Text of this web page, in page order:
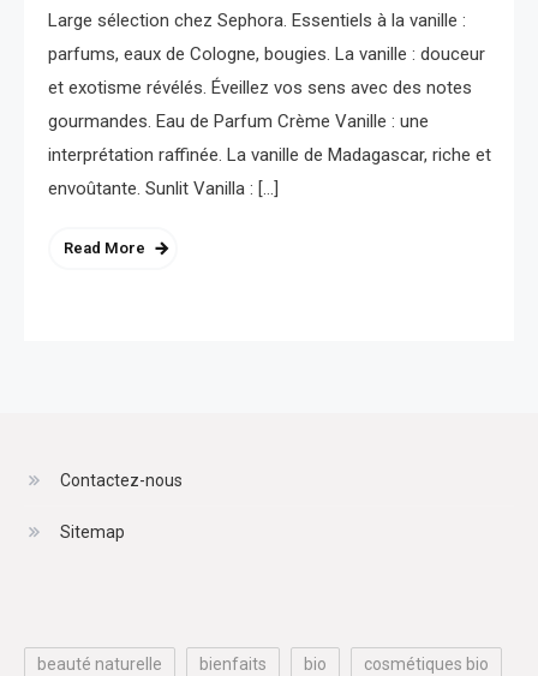
Large sélection chez Sephora. Essentiels à la vanille :
parfums, eaux de Cologne, bougies. La vanille : douceur
et exotisme révélés. Éveillez vos sens avec des notes
gourmandes. Eau de Parfum Crème Vanille : une
interprétation raffinée. La vanille de Madagascar, riche et
envoûtante. Sunlit Vanilla : […]
Read More
Contactez-nous
Sitemap
beauté naturelle bienfaits bio cosmétiques bio